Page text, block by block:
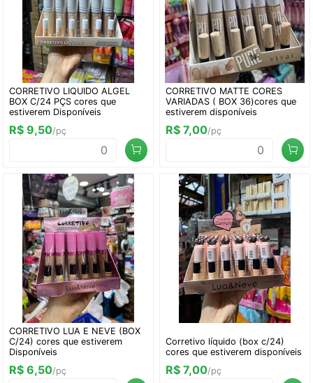
CORRETIVO LIQUIDO ALGEL
BOX C/24 PÇS cores que
estiverem Disponíveis
R$ 9,50/pç
CORRETIVO MATTE CORES
VARIADAS ( BOX 36)cores que
estiverem disponíveis
R$ 7,00/pç
CORRETIVO LUA E NEVE (BOX
C/24) cores que estiverem
Disponíveis
R$ 6,50/pç
Corretivo líquido (box c/24)
cores que estiverem disponíveis
R$ 7,00/pç